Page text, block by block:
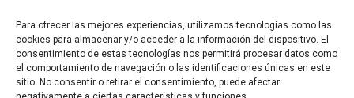
Para ofrecer las mejores experiencias, utilizamos tecnologías como las
cookies para almacenar y/o acceder a la información del dispositivo. El
consentimiento de estas tecnologías nos permitirá procesar datos como
el comportamiento de navegación o las identificaciones únicas en este
sitio. No consentir o retirar el consentimiento, puede afectar
Servicios
Blog
Contacto